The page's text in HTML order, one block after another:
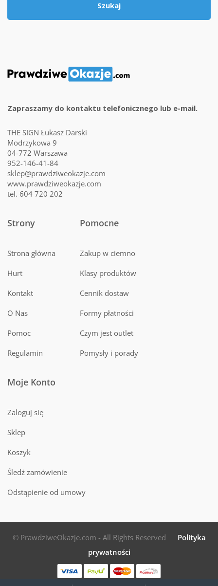
Szukaj
Zapraszamy do kontaktu telefonicznego lub e-mail.
THE SIGN Łukasz Darski
Modrzykowa 9
04-772 Warszawa
952-146-41-84
sklep@prawdziweokazje.com
www.prawdziweokazje.com
tel. 604 720 202
Strony
Strona główna
Hurt
Kontakt
O Nas
Pomoc
Regulamin
Pomocne
Zakup w ciemno
Klasy produktów
Cennik dostaw
Formy płatności
Czym jest outlet
Pomysły i porady
Moje Konto
Zaloguj się
Sklep
Koszyk
Śledź zamówienie
Odstąpienie od umowy
© PrawdziweOkazje.com - All Rights Reserved
Polityka
prywatności